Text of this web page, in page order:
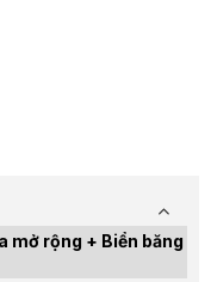
mở rộng + Biển băng